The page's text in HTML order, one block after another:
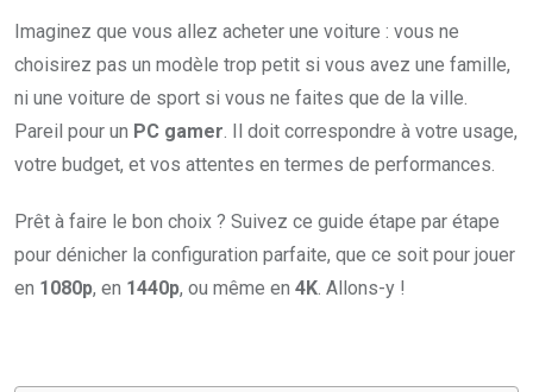
Imaginez que vous allez acheter une voiture : vous ne
choisirez pas un modèle trop petit si vous avez une famille,
ni une voiture de sport si vous ne faites que de la ville.
Pareil pour un PC gamer. Il doit correspondre à votre usage,
votre budget, et vos attentes en termes de performances.
Prêt à faire le bon choix ? Suivez ce guide étape par étape
pour dénicher la configuration parfaite, que ce soit pour jouer
en 1080p, en 1440p, ou même en 4K. Allons-y !